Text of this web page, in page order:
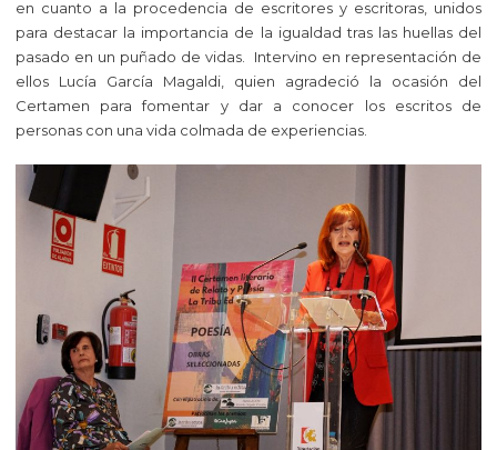
en cuanto a la procedencia de escritores y escritoras, unidos
para destacar la importancia de la igualdad tras las huellas del
pasado en un puñado de vidas. Intervino en representación de
ellos Lucía García Magaldi, quien agradeció la ocasión del
Certamen para fomentar y dar a conocer los escritos de
personas con una vida colmada de experiencias.